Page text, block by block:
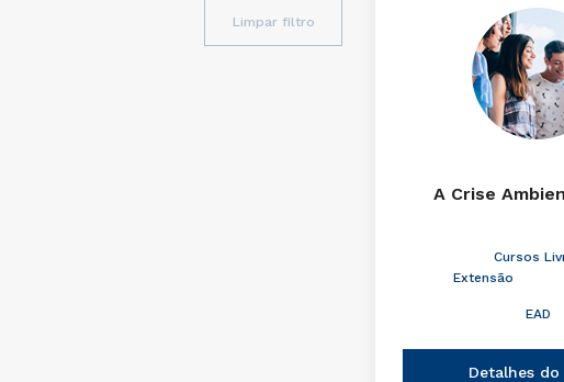
Limpar filtro
A Crise
Cursos
Extensão
EAD
Detalhes